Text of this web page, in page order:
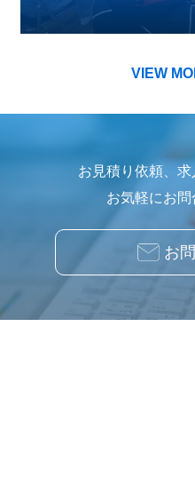
VIEW
お見積り依頼、求
お気軽にお
お